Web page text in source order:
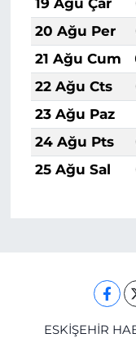
19 Ağu Çar
20 Ağu Per
21 Ağu Cum
22 Ağu Cts
23 Ağu Paz
24 Ağu Pts
25 Ağu Sal
ESKİŞEHİR